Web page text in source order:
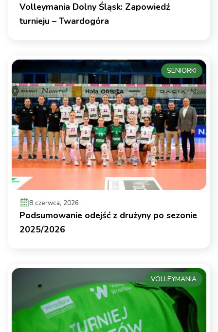
Volleymania Dolny Śląsk: Zapowiedź
turnieju – Twardogóra
8 czerwca, 2026
Podsumowanie odejść z drużyny po sezonie
2025/2026
SENIORKI
VOLLEYMANIA